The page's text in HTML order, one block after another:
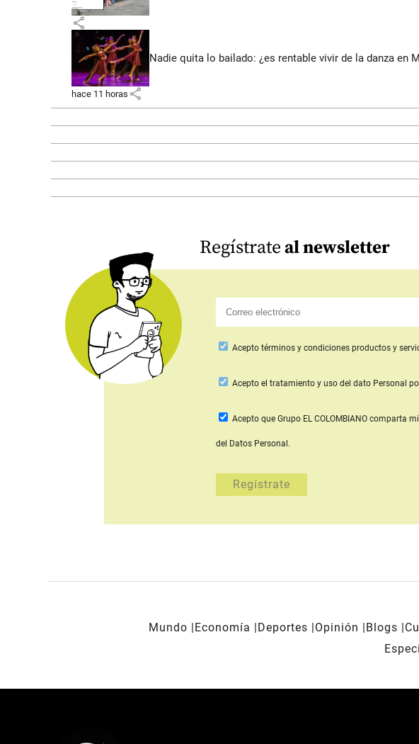
share
Nadie quita lo bailado: ¿es rentable vivir de la danza en
hace 11 horas share
Regístrateal newsletter
Acepto términos y condiciones productos y
Aceptoel tratamiento y uso del dato Personal
Acepto que Grupo EL COLOMBIANO comparta
del Datos Personal.
Mundo Economía Deportes Opinión Blogs